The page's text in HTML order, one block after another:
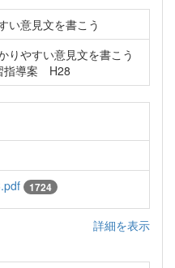
い意見文を書こう
やすい意見文を書こう
導案 H28
1724
詳細を表示